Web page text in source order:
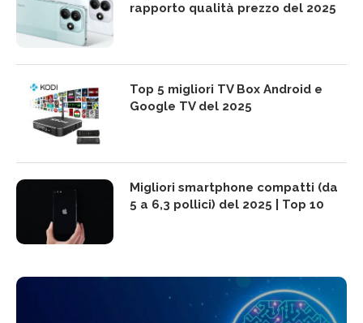
rapporto qualità prezzo del 2025
Top 5 migliori TV Box Android e
Google TV del 2025
Migliori smartphone compatti (da
5 a 6,3 pollici) del 2025 | Top 10